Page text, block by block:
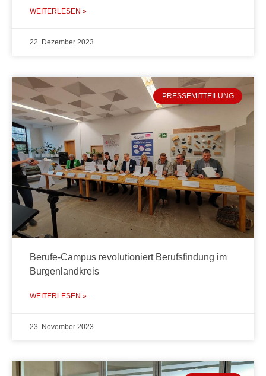
WEITERLESEN »
22. Dezember 2023
PRESSEMITTEILUNG
Berufe-Campus revolutioniert Berufsfindung im
Burgenlandkreis
WEITERLESEN »
23. November 2023